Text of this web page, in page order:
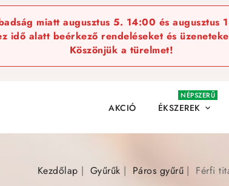
miatt augusztus 5. 14:00 és augusztus
idő alatt beérkező rendeléseket és
Köszönjük a türelmet!
AKCIÓ ÉKSZEREK 
NÉPSZERŰ
Kezdőlap Gyűrűk Páros gyűrű Férfi